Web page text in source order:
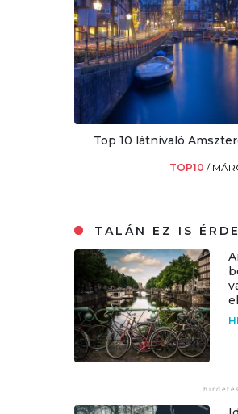
Top 10 látnivaló
TOP10 /
TALÁN EZ IS